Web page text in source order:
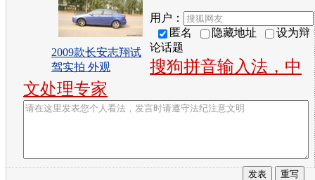
2009款长安志翔试
驾实拍 外观
用户：
匿名
隐藏地址
设为辩
论话题
搜狗拼音输入法，中
文处理专家